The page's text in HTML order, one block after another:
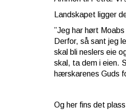
Landskapet ligger
”Jeg har hørt
Derfor, så sant jeg
skal bli neslers eie
skal, ta dem i eien.
hærskarenes Guds
Og her fins det